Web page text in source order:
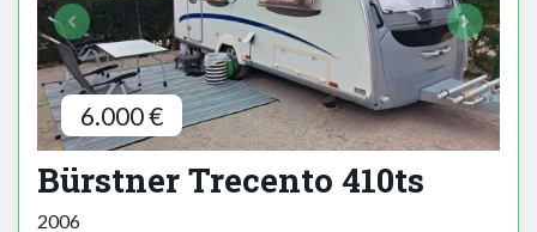
6.000 €
Bürstner Trecento 410ts
2006